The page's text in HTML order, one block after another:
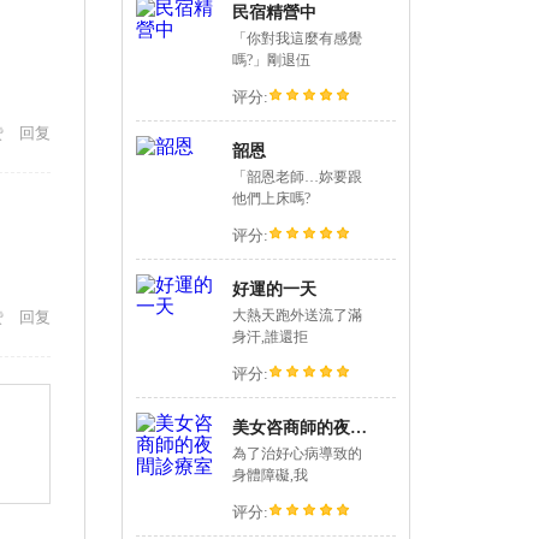
民宿精營中
「你對我這麼有感覺
嗎?」剛退伍
评分:
韶恩
「韶恩老師…妳要跟
他們上床嗎?
评分:
好運的一天
大熱天跑外送流了滿
身汗,誰還拒
评分:
美女咨商師的夜間診療室
為了治好心病導致的
身體障礙,我
评分:
回复
回复